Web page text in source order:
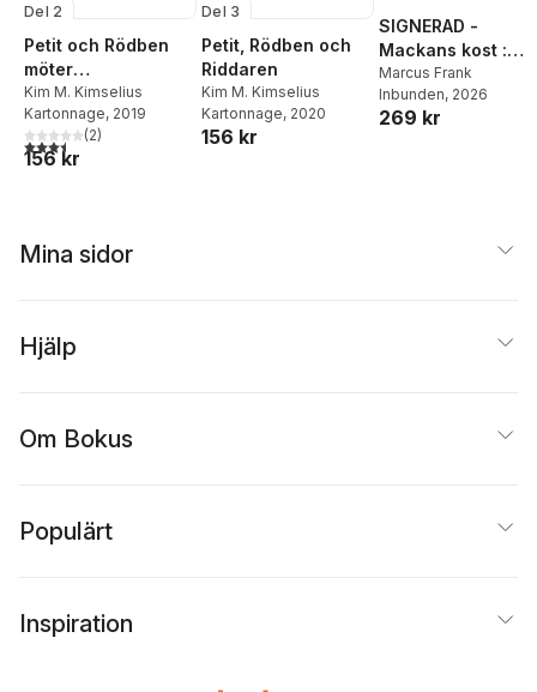
Del 2
Petit och Rödben
möter
Monsterkatten
Kim M. Kimselius
Kartonnage, 2019
3,5utav 5 stjärnor. Totalt antal röster:
(2)
156 kr
Del 3
Petit, Rödben och
Riddaren
Kim M. Kimselius
Kartonnage, 2020
156 kr
SIGNERAD -
Mackans kost :
Middagar och
matlådor
Marcus Frank
Inbunden, 2026
269 kr
Mina sidor
Hjälp
Om Bokus
Populärt
Inspiration